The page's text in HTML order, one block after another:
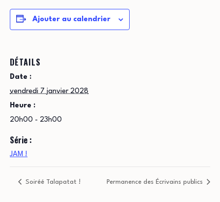
Ajouter au calendrier
DÉTAILS
Date :
vendredi 7 janvier 2028
Heure :
20h00 - 23h00
Série :
JAM !
Soiréé Talapatat ! Permanence des Écrivains publics